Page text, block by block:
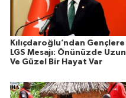
Kılıçdaroğlu’ndan Gençlere
LGS Mesajı: Önünüzde Uzun
Ve Güzel Bir Hayat Var